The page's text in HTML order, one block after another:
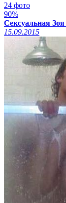
24 фото
90%
Сексуальная
15.09.2015